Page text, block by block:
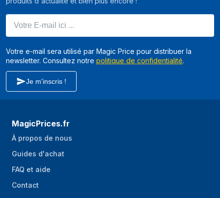
Votre e-mail sera utilisé par Magic Price pour distribuer la
newsletter. Consultez notre politique de confidentialité.
Je m'inscris !
MagicPrices.fr
À propos de nous
Guides d'achat
FAQ et aide
Contact